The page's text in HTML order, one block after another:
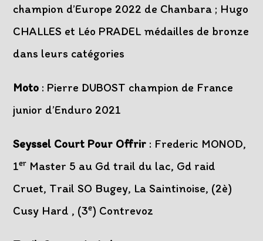
champion d’Europe 2022 de Chanbara ; Hugo
CHALLES et Léo PRADEL médailles de bronze
dans leurs catégories
Moto : Pierre DUBOST champion de France
junior d’Enduro 2021
Seyssel Court Pour Offrir : Frederic MONOD,
1er Master 5 au Gd trail du lac, Gd raid
Cruet, Trail SO Bugey, La Saintinoise, (2è)
Cusy Hard , (3e) Contrevoz